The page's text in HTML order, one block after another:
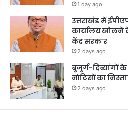
1 day ago
उत्तराखंड में
कार्यालय खोलने
केंद्र सरकार
2 days ago
बुजुर्ग-दिव्यांगों
नोटिसों का
2 days ago